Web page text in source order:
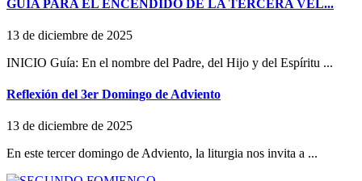
GUÍA PARA EL ENCENDIDO DE LA TERCERA VEL...
13 de diciembre de 2025
INICIO Guía: En el nombre del Padre, del Hijo y del Espíritu ...
Reflexión del 3er Domingo de Adviento
13 de diciembre de 2025
En este tercer domingo de Adviento, la liturgia nos invita a ...